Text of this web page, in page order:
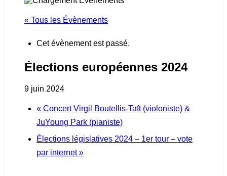
« Tous les Évènements
Cet évènement est passé.
Élections européennes 2024
9 juin 2024
« Concert Virgil Boutellis-Taft (violoniste) &
JuYoung Park (pianiste)
Élections législatives 2024 – 1er tour – vote
par internet»